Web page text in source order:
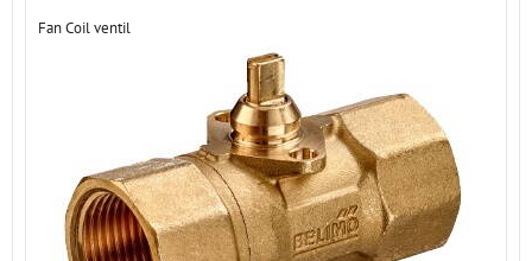
Fan Coil ventil